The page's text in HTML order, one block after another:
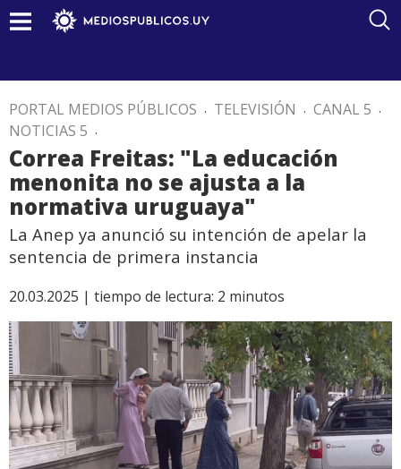
PORTAL MEDIOS PÚBLICOS . TELEVISIÓN . CANAL 5 .
NOTICIAS 5 .
Correa Freitas: "La educación
menonita no se ajusta a la
normativa uruguaya"
La Anep ya anunció su intención de apelar la
sentencia de primera instancia
20.03.2025 | tiempo de lectura: 2 minutos